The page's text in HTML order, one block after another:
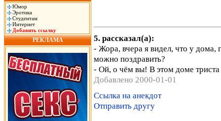
Юмор
Эротика
Студентам
Интернет
Добавить ссылку
РЕКЛАМА
5. рассказал(а):
- Жора, вчера я видел, что у дома,
можно поздравить?
- Ой, о чём вы! В этом доме триста
Добавлено 2000-01-01
Ссылка на анекдот
Отправить другу